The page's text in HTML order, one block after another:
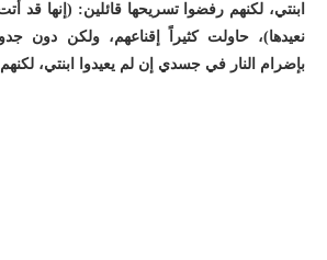
ابنتي، لكنهم رفضوا تسريحها قائلين: (إنها قد
نعيدها)، حاولت كثيراً إقناعهم، ولكن دون
بإضرام النار في جسدي إن لم يعيدوا ابنتي،